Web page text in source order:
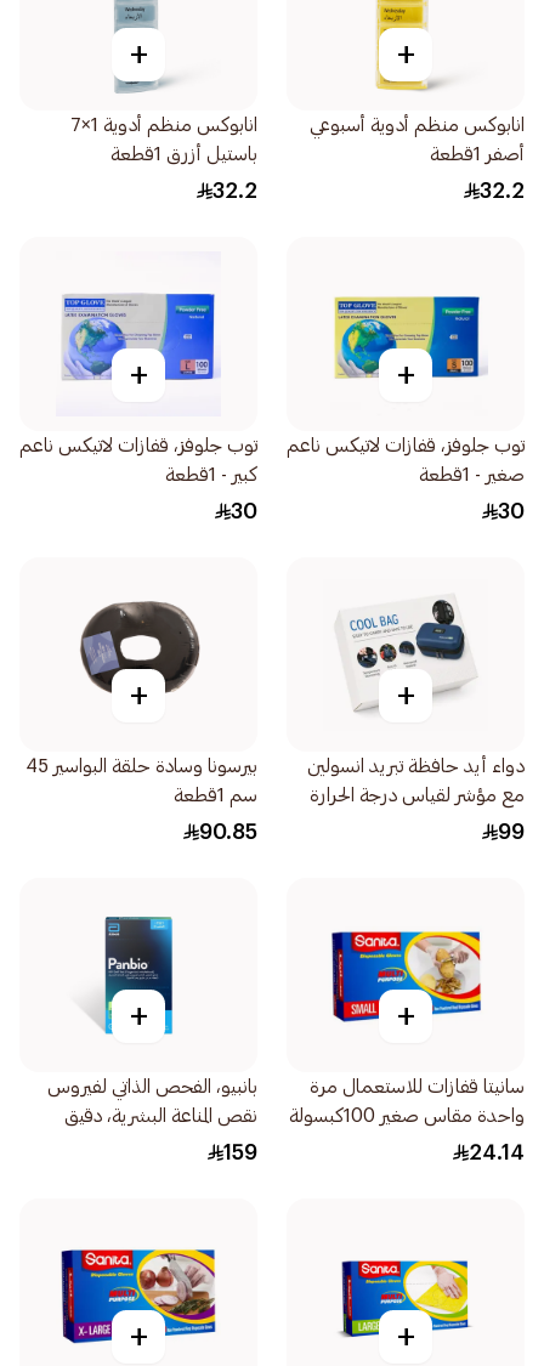
+
انابوكس منظم أدوية أسبوعي
أصفر 1قطعة
32.2
+
انابوكس منظم أدوية 1×7
باستيل أزرق 1قطعة
32.2
+
توب جلوفز، قفازات لاتيكس ناعم
صغير - 1قطعة
30
+
توب جلوفز، قفازات لاتيكس ناعم
كبير - 1قطعة
30
+
دواء أيد حافظة تبريد انسولين
مع مؤشر لقياس درجة الحرارة
1قطعة
99
+
بيرسونا وسادة حلقة البواسير 45
سم 1قطعة
90.85
+
سانيتا قفازات للاستعمال مرة
واحدة مقاس صغير 100كبسولة
24.14
+
بانبيو، الفحص الذاتي لفيروس
نقص المناعة البشرية، دقيق
وموثوق - 1قطعة
159
+
+